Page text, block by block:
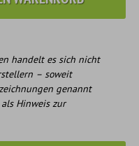
handelt es sich nicht
– soweit
genannt
Hinweis zur